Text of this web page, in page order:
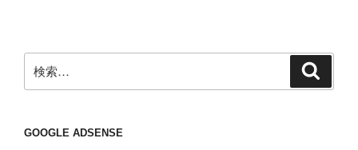
ン
索:
GOOGLE ADSENSE